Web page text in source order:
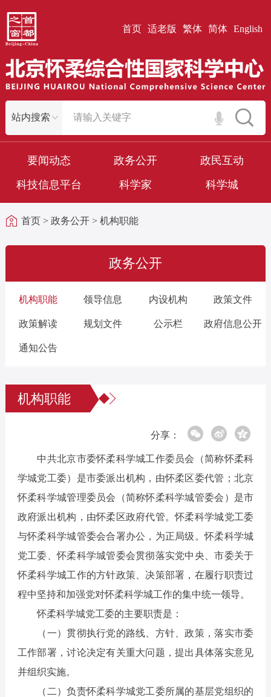
首页 适老版 繁体 简体 English
要闻动态 政务公开
政民互动
科技信息平台
科学家 科学城
首页> 政务公开> 机构职能
政务公开
机构职能 领导信息 内设机构 政策文件
政策解读 规划文件 公示栏 政府信息公开
通知公告
机构职能
分享：
中共北京市委怀柔科学城工作委员会（简称怀柔科
学城党工委）是市委派出机构，由怀柔区委代管；北京
怀柔科学城管理委员会（简称怀柔科学城管委会）是市
政府派出机构，由怀柔区政府代管。怀柔科学城党工委
与怀柔科学城管委会合署办公，为正局级。怀柔科学城
党工委、怀柔科学城管委会贯彻落实党中央、市委关于
怀柔科学城工作的方针政策、决策部署，在履行职责过
程中坚持和加强党对怀柔科学城工作的集中统一领导。
怀柔科学城党工委的主要职责是：
（一）贯彻执行党的路线、方针、政策，落实市委
工作部署，讨论决定有关重大问题，提出具体落实意见
并组织实施。
（二）负责怀柔科学城党工委所属的基层党组织的